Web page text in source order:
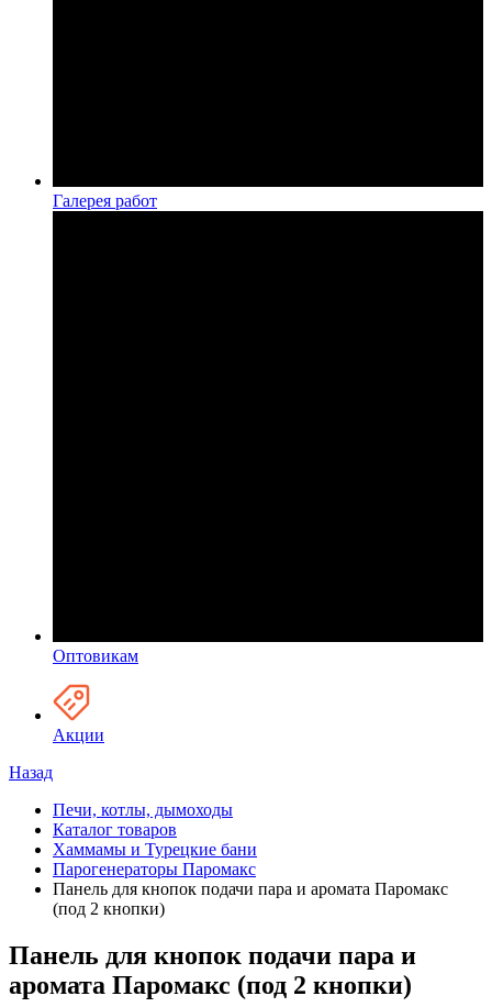
Галерея работ
Оптовикам
Акции
Назад
Печи, котлы, дымоходы
Каталог товаров
Хаммамы и Турецкие бани
Парогенераторы Паромакс
Панель для кнопок подачи пара и аромата Паромакс
(под 2 кнопки)
Панель для кнопок подачи пара и
аромата Паромакс (под 2 кнопки)